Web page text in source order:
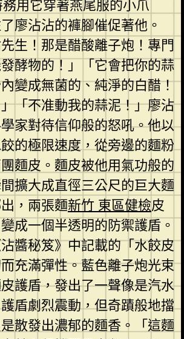
用它穿著燕尾服的小爪
廖沾沾的褲腳催促著他。
先生！那是醋酸離子炮！專門
酵物的！」「它會把你的蒜
變成無菌的、純淨的白醋！
「不准動我的蒜泥！」廖沾
家對待信仰般的怒吼。他以
的極限速度，從旁邊的麵粉
麵皮。麵皮被他用氣功般的
擴大成直徑三公尺的巨大麵
，兩張麵新竹 東區健檢皮
成一個半透明的防禦護盾。
醬秘笈》中記載的「水餃皮
充滿彈性。藍色離子炮光束
護盾，發出了一聲像是汽水
盾劇烈震動，但奇蹟般地擋
散發出濃郁的麵香。「這麵